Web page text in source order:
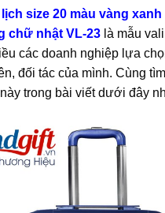
size 20 màu vàng
chữ nhật VL-23là mẫu
các doanh nghiệp lựa
đối tác của mình. Cùng
trong bài viết dưới đây